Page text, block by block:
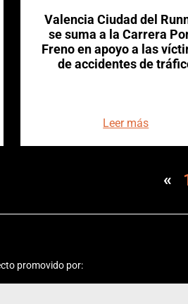
Valencia Ciudad del
se suma a la Carrera
Freno en apoyo a las
de accidentes de
Leer más
«
promovido por: